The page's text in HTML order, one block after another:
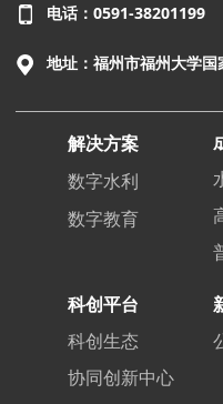
电话：0591-38201199
地址：福州市福州大学
解决方案
数字水利
数字教育
科创平台
科创生态
协同创新中心